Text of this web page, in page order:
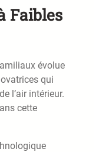
Faibles
évolue
qui
l’air intérieur.
cette